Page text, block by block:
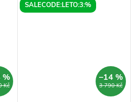
Kč
%
SALECODE:LETO:3:%
3 790 Kč
–14 %